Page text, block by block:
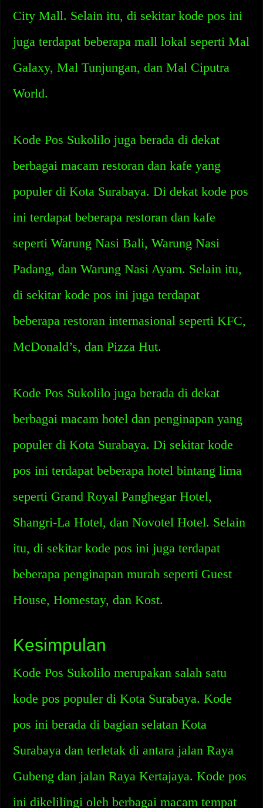
City Mall. Selain itu, di sekitar kode pos ini
juga terdapat beberapa mall lokal seperti Mal
Galaxy, Mal Tunjungan, dan Mal Ciputra
World.
Kode Pos Sukolilo juga berada di dekat
berbagai macam restoran dan kafe yang
populer di Kota Surabaya. Di dekat kode pos
ini terdapat beberapa restoran dan kafe
seperti Warung Nasi Bali, Warung Nasi
Padang, dan Warung Nasi Ayam. Selain itu,
di sekitar kode pos ini juga terdapat
beberapa restoran internasional seperti KFC,
McDonald’s, dan Pizza Hut.
Kode Pos Sukolilo juga berada di dekat
berbagai macam hotel dan penginapan yang
populer di Kota Surabaya. Di sekitar kode
pos ini terdapat beberapa hotel bintang lima
seperti Grand Royal Panghegar Hotel,
Shangri-La Hotel, dan Novotel Hotel. Selain
itu, di sekitar kode pos ini juga terdapat
beberapa penginapan murah seperti Guest
House, Homestay, dan Kost.
Kesimpulan
Kode Pos Sukolilo merupakan salah satu
kode pos populer di Kota Surabaya. Kode
pos ini berada di bagian selatan Kota
Surabaya dan terletak di antara jalan Raya
Gubeng dan jalan Raya Kertajaya. Kode pos
ini dikelilingi oleh berbagai macam tempat